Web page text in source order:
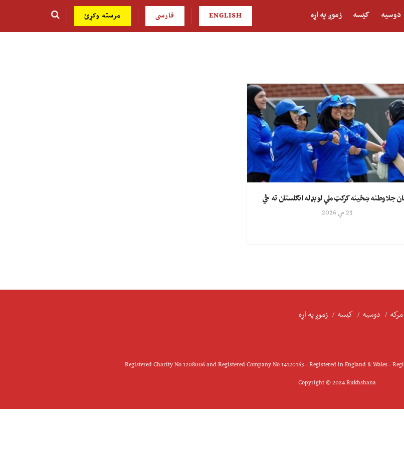
دوسیه کیسه زموږ په اړه ENGLISH فارسی مرسته وکړئ
جلاوطنه ښځینه کرکټ ملي لوبډله انګلستان ته ځي
23 مې 2026
مرکه دوسیه کیسه زموږ په اړه
Registered Charity No 1208006 and Registered Company No 14120163 - Registered in England & Wales -
Copyright © 2024 Rukhshana